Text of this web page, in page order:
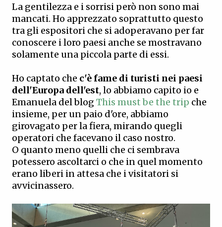
La gentilezza e i sorrisi però non sono mai
mancati. Ho apprezzato soprattutto questo
tra gli espositori che si adoperavano per far
conoscere i loro paesi anche se mostravano
solamente una piccola parte di essi.
Ho captato che c'è fame di turisti nei paesi
dell'Europa dell'est, lo abbiamo capito io e
Emanuela del blog This must be the trip che
insieme, per un paio d'ore, abbiamo
girovagato per la fiera, mirando quegli
operatori che facevano il caso nostro.
O quanto meno quelli che ci sembrava
potessero ascoltarci o che in quel momento
erano liberi in attesa che i visitatori si
avvicinassero.